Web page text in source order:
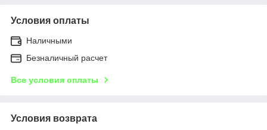
Условия оплаты
Наличными
Безналичный расчет
Все условия оплаты
Условия возврата